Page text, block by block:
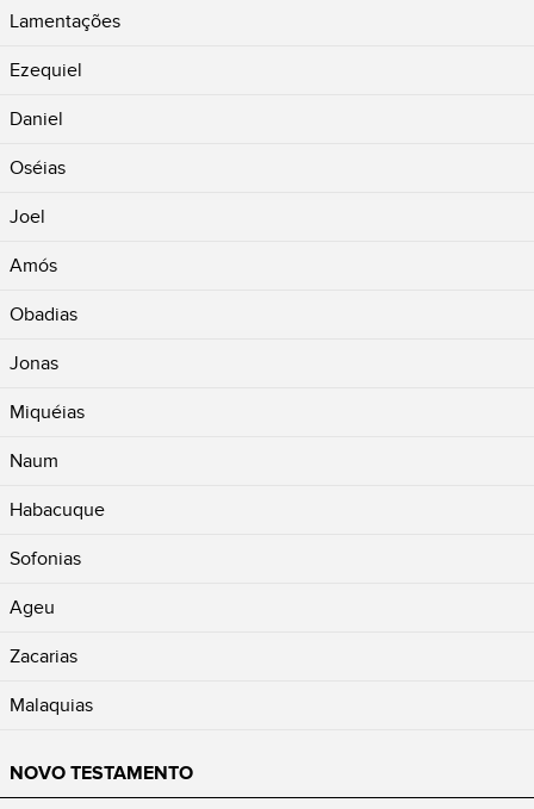
Lamentações
Ezequiel
Daniel
Oséias
Joel
Amós
Obadias
Jonas
Miquéias
Naum
Habacuque
Sofonias
Ageu
Zacarias
Malaquias
NOVO TESTAMENTO